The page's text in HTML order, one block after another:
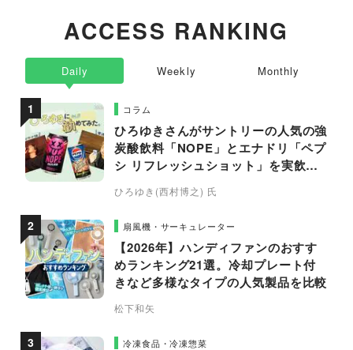
ACCESS RANKING
Daily
コラム
ひろゆきさんがサントリーの人気の強
炭酸飲料「NOPE」とエナドリ「ペプ
シ リフレッシュショット」を実飲し
ひろゆき(西村博之) 氏
扇風機・サーキュレーター
【2026年】ハンディファンのおすす
めランキング21選。冷却プレート付
きなど多様なタイプの人気製品を比較
松下和矢
冷凍食品・冷凍惣菜
Weekly Monthly